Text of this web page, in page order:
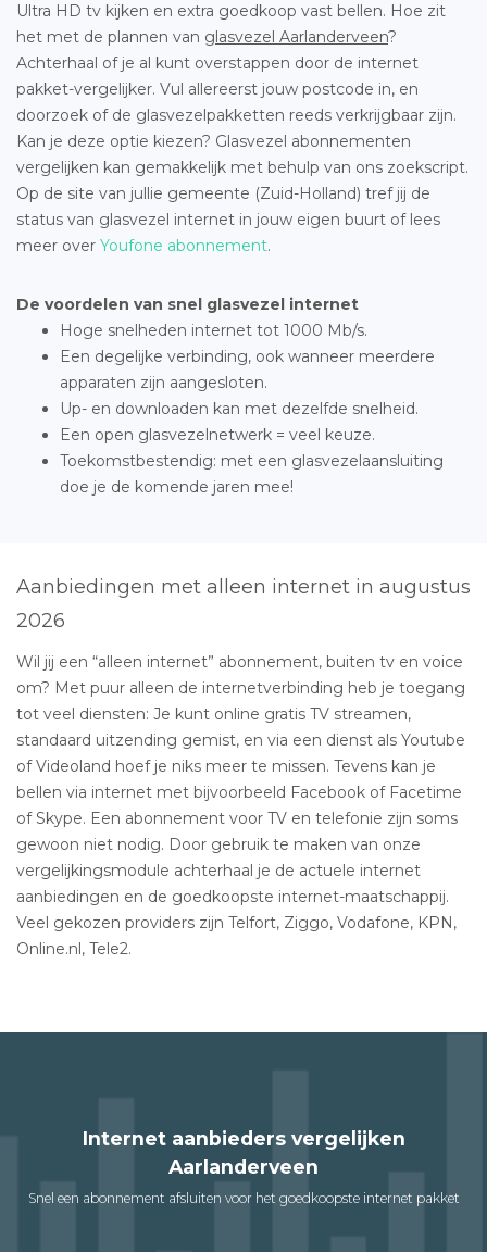
Ultra HD tv kijken en extra goedkoop vast bellen. Hoe zit
het met de plannen van glasvezel Aarlanderveen?
Achterhaal of je al kunt overstappen door de internet
pakket-vergelijker. Vul allereerst jouw postcode in, en
doorzoek of de glasvezelpakketten reeds verkrijgbaar zijn.
Kan je deze optie kiezen? Glasvezel abonnementen
vergelijken kan gemakkelijk met behulp van ons zoekscript.
Op de site van jullie gemeente (Zuid-Holland) tref jij de
status van glasvezel internet in jouw eigen buurt of lees
meer over Youfone abonnement.
De voordelen van snel glasvezel internet
Hoge snelheden internet tot 1000 Mb/s.
Een degelijke verbinding, ook wanneer meerdere
apparaten zijn aangesloten.
Up- en downloaden kan met dezelfde snelheid.
Een open glasvezelnetwerk = veel keuze.
Toekomstbestendig: met een glasvezelaansluiting
doe je de komende jaren mee!
Aanbiedingen met alleen internet in augustus
2026
Wil jij een “alleen internet” abonnement, buiten tv en voice
om? Met puur alleen de internetverbinding heb je toegang
tot veel diensten: Je kunt online gratis TV streamen,
standaard uitzending gemist, en via een dienst als Youtube
of Videoland hoef je niks meer te missen. Tevens kan je
bellen via internet met bijvoorbeeld Facebook of Facetime
of Skype. Een abonnement voor TV en telefonie zijn soms
gewoon niet nodig. Door gebruik te maken van onze
vergelijkingsmodule achterhaal je de actuele internet
aanbiedingen en de goedkoopste internet-maatschappij.
Veel gekozen providers zijn Telfort, Ziggo, Vodafone, KPN,
Online.nl, Tele2.
Internet aanbieders vergelijken
Aarlanderveen
Snel een abonnement afsluiten voor het goedkoopste internet pakket